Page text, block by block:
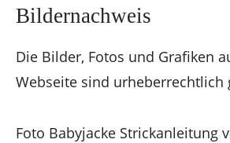
Bildernachweis
Die Bilder, Fotos und Grafiken
Webseite sind urheberrechtlich
Foto Babyjacke Strickanleitung